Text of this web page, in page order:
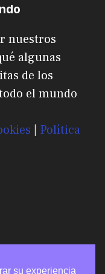
nuestros
algunas
de los
el mundo
| Política
su experiencia